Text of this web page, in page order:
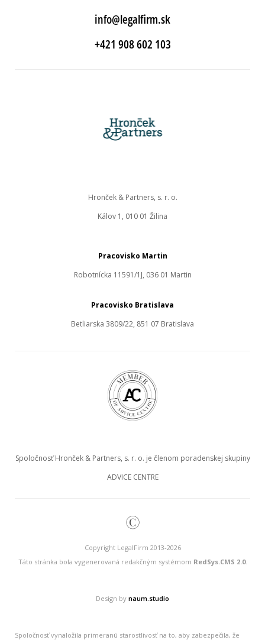
info@legalfirm.sk
+421 908 602 103
Pracovisko Martin
Robotnícka 11591/1J, 036 01 Martin
Hronček & Partners, s. r. o.
Kálov 1, 010 01 Žilina
Pracovisko Bratislava
Betliarska 3809/22, 851 07 Bratislava
Spoločnosť Hronček & Partners, s. r. o. je členom poradenskej skupiny
ADVICE CENTRE
©
Copyright LegalFirm 2013-2026
Táto stránka bola vygenerovaná redakčným systémom RedSys.CMS 2.0.
Design by naum.studio
Spoločnosť vynaložila primeranú starostlivosť na to, aby zabezpečila, že